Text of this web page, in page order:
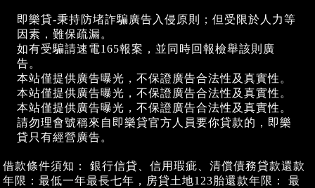
即樂貸-秉持防堵詐騙廣告入侵原則；但受限於人力等
因素，難保疏漏。
如有受騙請速電165報案，並同時回報檢舉該則廣
告。
本站僅提供廣告曝光，不保證廣告合法性及真實性。
本站僅提供廣告曝光，不保證廣告合法性及真實性。
本站僅提供廣告曝光，不保證廣告合法性及真實性。
請勿理會號稱來自即樂貸官方人員要你貸款的，即樂
貸只有經營廣告。
借款條件須知： 銀行信貸、信用瑕疵、清償債務貸款還款
年限：最低一年最長七年，房貸土地123胎還款年限： 最